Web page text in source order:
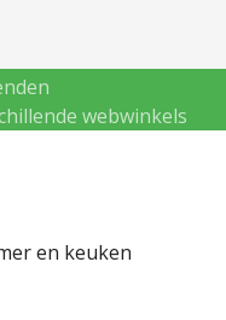
webwinkels
en keuken